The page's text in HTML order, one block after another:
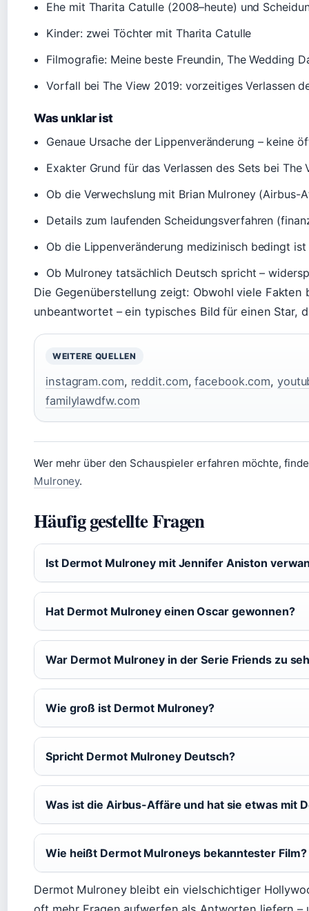
Ehe mit Tharita Catulle (2008–heute) und
Kinder: zwei Töchter mit Tharita Catulle
Filmografie: Meine beste Freundin, The Wedding
Vorfall bei The View 2019: vorzeitiges Verlassen
Was unklar ist
Genaue Ursache der Lippenveränderung – keine
Exakter Grund für das Verlassen des Sets bei The
Ob die Verwechslung mit Brian Mulroney
Details zum laufenden Scheidungsverfahren
Ob die Lippenveränderung medizinisch bedingt
Ob Mulroney tatsächlich Deutsch spricht –
Die Gegenüberstellung zeigt: Obwohl viele
unbeantwortet – ein typisches Bild für einen Star,
WEITERE QUELLEN
instagram.com, reddit.com,facebook.com,
familylawdfw.com
Wer mehr über den Schauspieler erfahren möchte,
Mulroney.
Häufig gestellte Fragen
Ist Dermot Mulroney mit Jennifer Aniston
Hat Dermot Mulroney einen Oscar gewonnen?
War Dermot Mulroney in der Serie Friends zu
Wie groß ist Dermot Mulroney?
Spricht Dermot Mulroney Deutsch?
Was ist die Airbus-Affäre und hat sie etwas mit
Wie heißt Dermot Mulroneys bekanntester Film?
Dermot Mulroney bleibt ein vielschichtiger